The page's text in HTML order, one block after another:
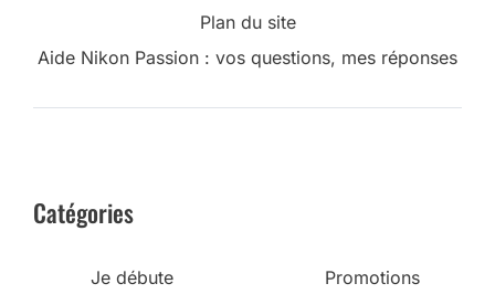
Plan du site
Aide Nikon Passion : vos questions, mes réponses
Catégories
Je débute
Promotions